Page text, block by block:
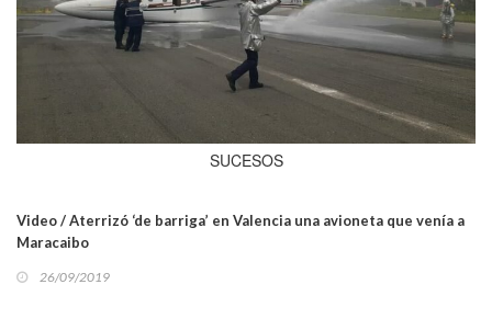
SUCESOS
Video / Aterrizó ‘de barriga’ en Valencia una avioneta que venía a
Maracaibo
26/09/2019